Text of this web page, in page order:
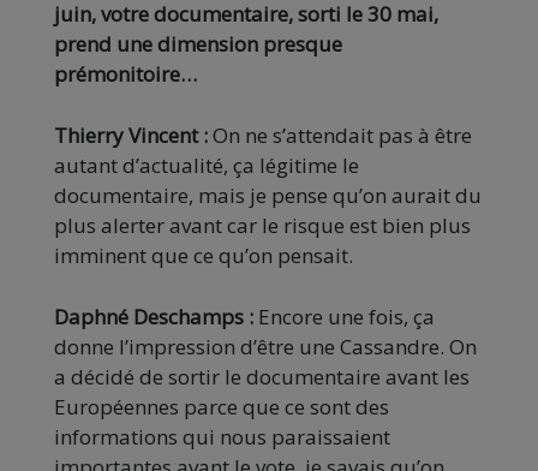
juin, votre documentaire, sorti le 30 mai,
prend une dimension presque
prémonitoire…
Thierry Vincent :On ne s’attendait pas à être
autant d’actualité, ça légitime le
documentaire, mais je pense qu’on aurait du
plus alerter avant car le risque est bien plus
imminent que ce qu’on pensait.
Daphné Deschamps : Encore une fois, ça
donne l’impression d’être une Cassandre. On
a décidé de sortir le documentaire avant les
Européennes parce que ce sont des
informations qui nous paraissaient